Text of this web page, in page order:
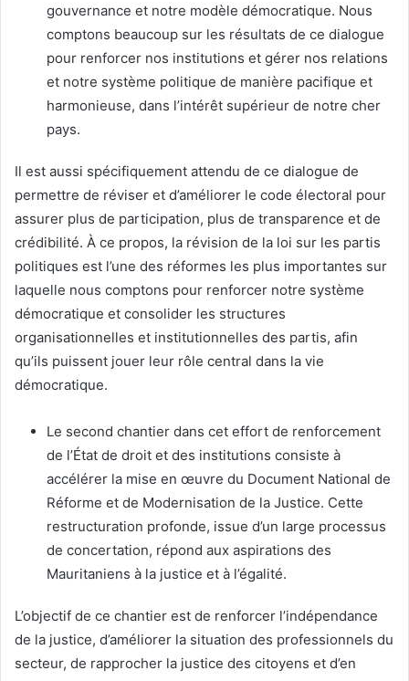
gouvernance et notre modèle démocratique. Nous
comptons beaucoup sur les résultats de ce dialogue
pour renforcer nos institutions et gérer nos relations
et notre système politique de manière pacifique et
harmonieuse, dans l’intérêt supérieur de notre cher
pays.
Il est aussi spécifiquement attendu de ce dialogue de
permettre de réviser et d’améliorer le code électoral pour
assurer plus de participation, plus de transparence et de
crédibilité. À ce propos, la révision de la loi sur les partis
politiques est l’une des réformes les plus importantes sur
laquelle nous comptons pour renforcer notre système
démocratique et consolider les structures
organisationnelles et institutionnelles des partis, afin
qu’ils puissent jouer leur rôle central dans la vie
démocratique.
Le second chantier dans cet effort de renforcement
de l’État de droit et des institutions consiste à
accélérer la mise en œuvre du Document National de
Réforme et de Modernisation de la Justice. Cette
restructuration profonde, issue d’un large processus
de concertation, répond aux aspirations des
Mauritaniens à la justice et à l’égalité.
L’objectif de ce chantier est de renforcer l’indépendance
de la justice, d’améliorer la situation des professionnels du
secteur, de rapprocher la justice des citoyens et d’en